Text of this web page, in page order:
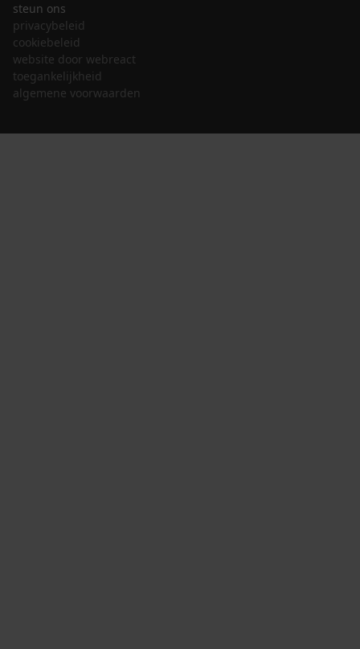
steun ons
privacybeleid
cookiebeleid
website door webreact
toegankelijkheid
algemene voorwaarden